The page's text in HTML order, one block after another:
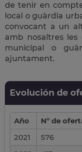
de tenir en
local o guàrdia
convocant a un
amb nosaltres les
municipal o
ajuntament.
Evolución de
Año Nº de
2021
576